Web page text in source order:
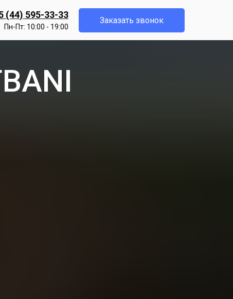
(44) 595-33-33
Пн-Пт: 10:00 - 19:00
Заказать звонок